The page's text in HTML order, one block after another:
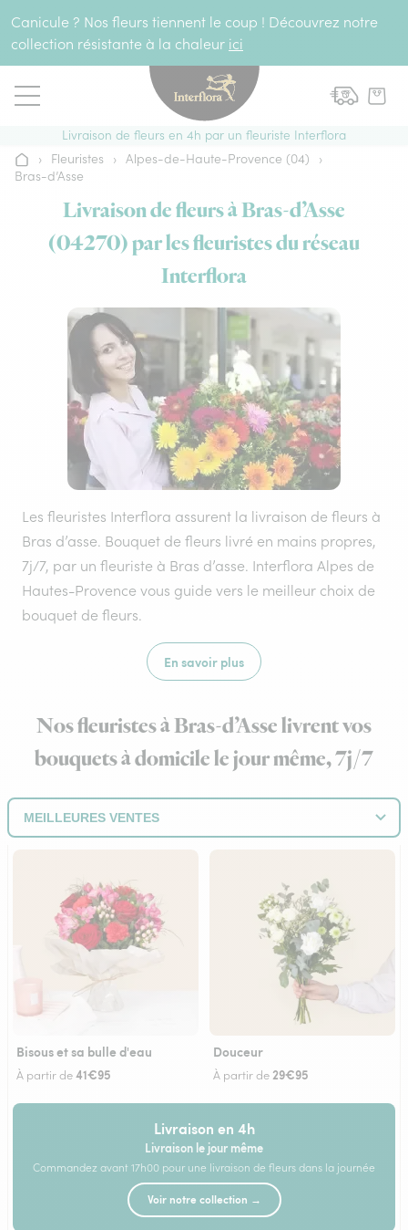
Canicule ? Nos fleurs tiennent le coup ! Découvrez notre
collection résistante à la chaleur ici
Livraison de fleurs en 4h par un fleuriste Interflora
Accueil
› Fleuristes › Alpes-de-Haute-Provence (04)
›
Bras-d’Asse
Livraison de fleurs à Bras-d’Asse
(04270) par les fleuristes du réseau
Interflora
Les fleuristes Interflora assurent la livraison de fleurs à
Bras d’asse. Bouquet de fleurs livré en mains propres,
7j/7, par un fleuriste à Bras d’asse. Interflora Alpes de
Hautes-Provence vous guide vers le meilleur choix de
bouquet de fleurs.
En savoir plus
Nos fleuristes à Bras-d’Asse livrent vos
bouquets à domicile le jour même, 7j/7
Bisous et sa bulle d'eau
À partir de41€95
Douceur
À partir de 29€95
Livraison en 4h
Livraison le jour même
Commandez avant 17h00 pour une livraison de fleurs dans la journée
Voir notre collection →